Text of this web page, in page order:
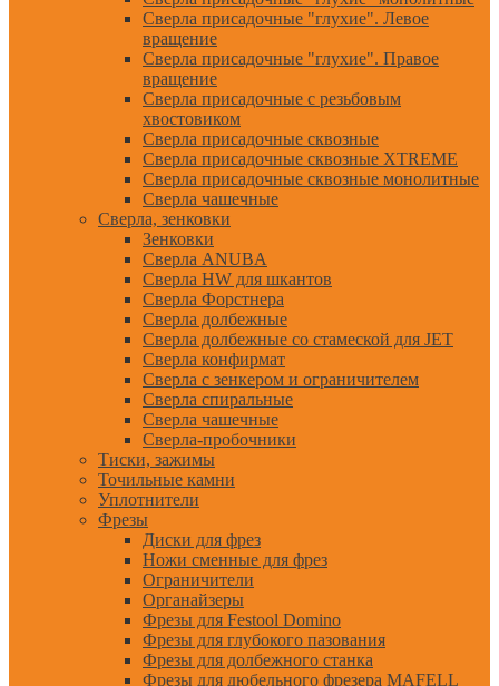
Сверла присадочные "глухие". Левое
вращение
Сверла присадочные "глухие". Правое
вращение
Сверла присадочные с резьбовым
хвостовиком
Сверла присадочные сквозные
Сверла присадочные сквозные XTREME
Сверла присадочные сквозные монолитные
Сверла чашечные
Сверла, зенковки
Зенковки
Сверла ANUBA
Сверла HW для шкантов
Сверла Форстнера
Сверла долбежные
Сверла долбежные со стамеской для JET
Сверла конфирмат
Сверла с зенкером и ограничителем
Сверла спиральные
Сверла чашечные
Сверла-пробочники
Тиски, зажимы
Точильные камни
Уплотнители
Фрезы
Диски для фрез
Ножи сменные для фрез
Ограничители
Органайзеры
Фрезы для Festool Domino
Фрезы для глубокого пазования
Фрезы для долбежного станка
Фрезы для дюбельного фрезера MAFELL